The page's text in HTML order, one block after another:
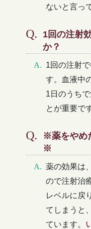
ないと言っ
1回の注射
か？
1回の注射
す。血液中
1日のうち
とが重要で
※薬をやめ
※
薬の効果は
ので注射治
レベルに戻
てしまうと
ています。